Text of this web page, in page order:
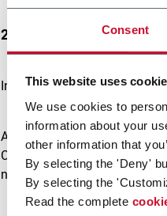
Consent
This website uses
We use cookies to
information about your
other information that
By selecting the 'Deny'
By selecting the
Read the complete
25 Luglio 2013
In Emmeci diamo da sempre
Al fine di proteggere questi
Clientela, utilizziamo ed
nostri prodotti da palesi